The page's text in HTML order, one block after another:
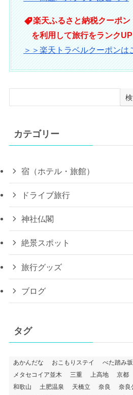
楽天ふるさと納税クーポン
を利用して旅行をランクUP
＞＞楽天トラベルクーポンは
カテゴリー
宿（ホテル・旅館）
ドライブ旅行
神社仏閣
絶景スポット
旅行グッズ
ブログ
タグ
あかんだな おこもりステイ べた踏み
メタセコイア並木
三重 上高地 京都
和歌山
土肥温泉 天橋立 奈良 奈良